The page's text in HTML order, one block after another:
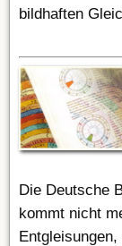
bildhaften
Die Deutsche
kommt nicht